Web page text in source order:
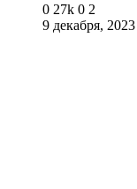
0 27k 0 2
9 декабря, 2023